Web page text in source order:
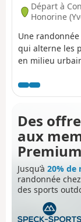
Départ à
Honorine
Une
qui alterne les
en milieu
sont au rendez-
Des
aux
Premium
Jusqu’à 20% de
randonnée
des sports